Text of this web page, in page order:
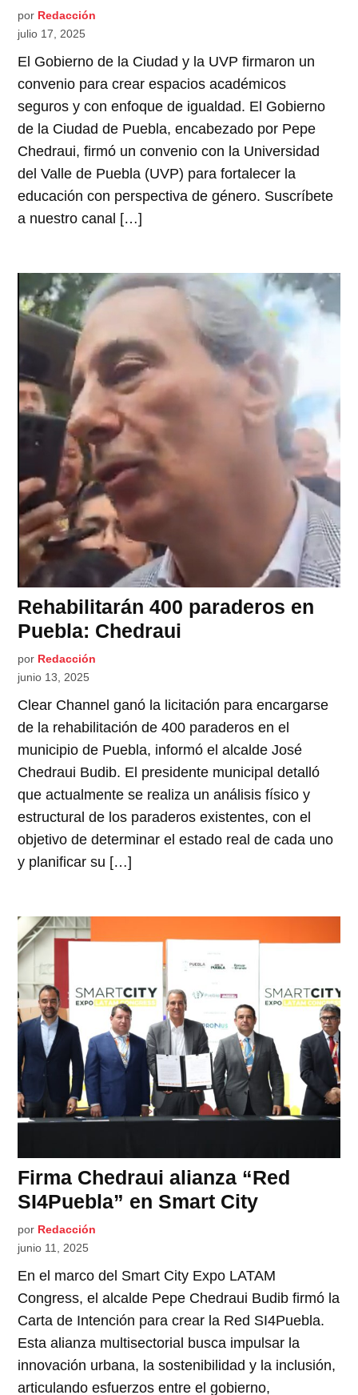
por Redacción
julio 17, 2025
El Gobierno de la Ciudad y la UVP firmaron un
convenio para crear espacios académicos
seguros y con enfoque de igualdad. El Gobierno
de la Ciudad de Puebla, encabezado por Pepe
Chedraui, firmó un convenio con la Universidad
del Valle de Puebla (UVP) para fortalecer la
educación con perspectiva de género. Suscríbete
a nuestro canal […]
Rehabilitarán 400 paraderos en
Puebla: Chedraui
por Redacción
junio 13, 2025
Clear Channel ganó la licitación para encargarse
de la rehabilitación de 400 paraderos en el
municipio de Puebla, informó el alcalde José
Chedraui Budib. El presidente municipal detalló
que actualmente se realiza un análisis físico y
estructural de los paraderos existentes, con el
objetivo de determinar el estado real de cada uno
y planificar su […]
Firma Chedraui alianza “Red
SI4Puebla” en Smart City
por Redacción
junio 11, 2025
En el marco del Smart City Expo LATAM
Congress, el alcalde Pepe Chedraui Budib firmó la
Carta de Intención para crear la Red SI4Puebla.
Esta alianza multisectorial busca impulsar la
innovación urbana, la sostenibilidad y la inclusión,
articulando esfuerzos entre el gobierno,